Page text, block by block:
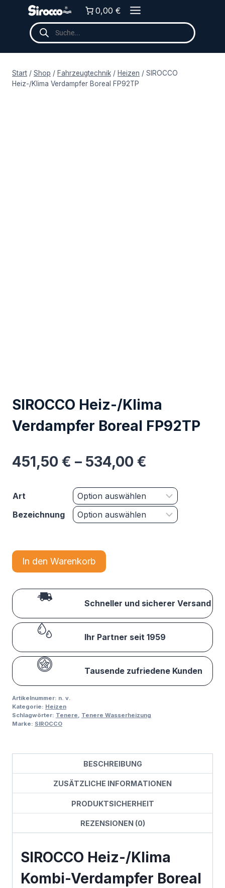
springen
0,00 €
Products
search
Start / Shop / Fahrzeugtechnik / Heizen / SIROCCO
Heiz-/Klima Verdampfer Boreal FP92TP
SIROCCO Heiz-/Klima
Verdampfer Boreal FP92TP
451,50 € – 534,00 €
Art
Bezeichnung
In den Warenkorb
Schneller und sicherer Versand
Ihr Partner seit 1959
Tausende zufriedene Kunden
Artikelnummer: n. v.
Kategorie: Heizen
Schlagwörter: Tenere
Tenere Wasserheizung
Marke: SIROCCO
BESCHREIBUNG
ZUSÄTZLICHE INFORMATIONEN
PRODUKTSICHERHEIT
REZENSIONEN (0)
SIROCCO Heiz-/Klima
Kombi-Verdampfer Boreal